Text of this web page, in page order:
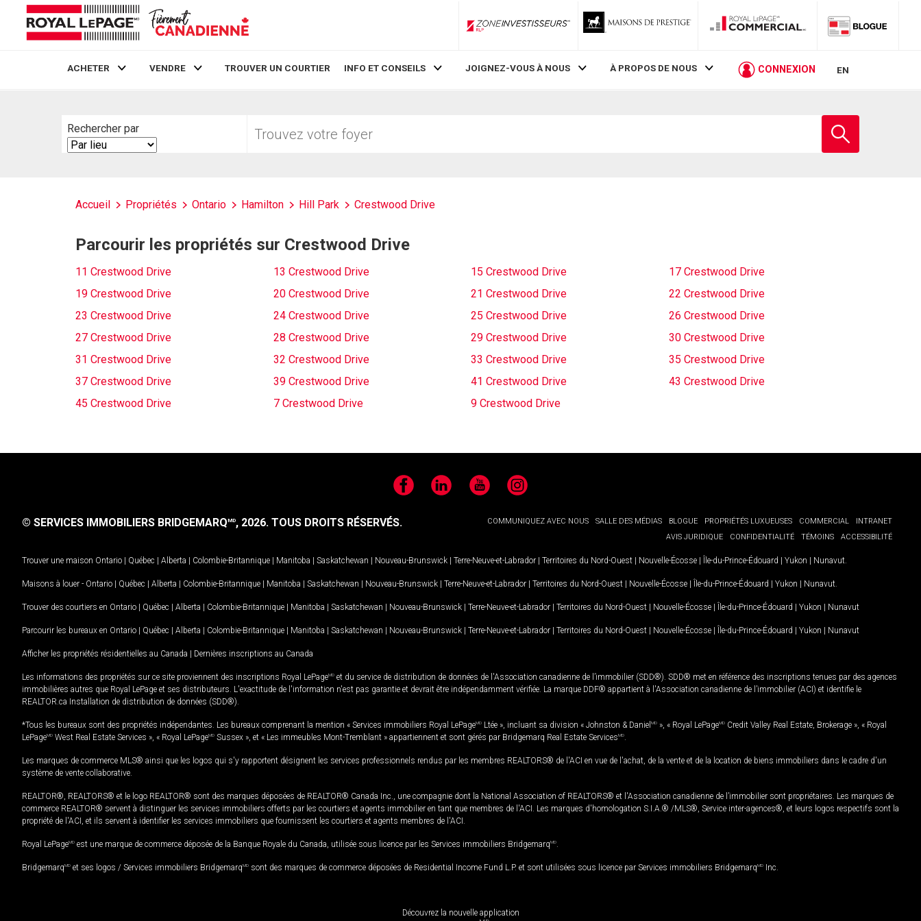
ZoneInvestisseurs RLP
ACHETER VENDRE TROUVER UN COURTIER INFO ET CONSEILS JOIGNEZ-VOUS À NOUS À PROPOS DE NOUS CONNEXION EN
Rechercher par
Search
By
votre
Accueil Propriétés Ontario Hamilton Hill Park Crestwood Drive
Parcourir les propriétés sur Crestwood Drive
11 Crestwood Drive 13 Crestwood Drive 15 Crestwood Drive
17 Crestwood Drive
19 Crestwood Drive
20 Crestwood Drive 21 Crestwood Drive
22 Crestwood Drive
23 Crestwood Drive
24 Crestwood Drive 25 Crestwood Drive
26 Crestwood Drive
27 Crestwood Drive
28 Crestwood Drive 29 Crestwood Drive
30 Crestwood Drive
31 Crestwood Drive
32 Crestwood Drive 33 Crestwood Drive
35 Crestwood Drive
37 Crestwood Drive
39 Crestwood Drive 41 Crestwood Drive
43 Crestwood Drive
45 Crestwood Drive
7 Crestwood Drive 9 Crestwood Drive
FacebookLinkedIn YouTubeInstagram
COMMUNIQUEZ AVEC NOUS SALLE DES MÉDIAS BLOGUE PROPRIÉTÉS LUXUEUSES COMMERCIAL
INTRANET
AVIS JURIDIQUE
CONFIDENTIALITÉ TÉMOINS ACCESSIBILITÉ
© SERVICES IMMOBILIERS BRIDGEMARQMD, 2026. TOUS DROITS RÉSERVÉS.
Trouver une maison Ontario | Québec | Alberta | Colombie-Britannique | Manitoba | Saskatchewan | Nouveau-Brunswick | Terre-Neuve-et-Labrador | Territoires du Nord-Ouest | Nouvelle-Écosse | Île-du-Prince-Édouard | Yukon | Nunavut
Maisons à louer - Ontario | Québec | Alberta | Colombie-Britannique | Manitoba | Saskatchewan | Nouveau-Brunswick | Terre-Neuve-et-Labrador | Territoires du Nord-Ouest | Nouvelle-Écosse | Île-du-Prince-Édouard | Yukon | Nunavut
Trouver des courtiers en Ontario | Québec | Alberta | Colombie-Britannique | Manitoba | Saskatchewan | Nouveau-Brunswick | Terre-Neuve-et-Labrador | Territoires du Nord-Ouest | Nouvelle-Écosse | Île-du-Prince-Édouard | Yukon | Nunavut
Parcourir les bureaux en Ontario | Québec | Alberta | Colombie-Britannique | Manitoba | Saskatchewan | Nouveau-Brunswick | Terre-Neuve-et-Labrador | Territoires du Nord-Ouest | Nouvelle-Écosse | Île-du-Prince-Édouard | Yukon | Nunavut
Afficher les propriétés résidentielles au Canada | Dernières inscriptions au Canada
Les informations des propriétés sur ce site proviennent des inscriptions Royal LePageMD et du service de distribution de données de l'Association canadienne de l’immobilier (SDD®). SDD® met en référence des inscriptions tenues par des agences
immobilières autres que Royal LePage et ses distributeurs. L'exactitude de l'information n'est pas garantie et devrait être indépendamment vérifiée. La marque DDF® appartient à l'Association canadienne de l’immobilier (ACI) et identifie le
REALTOR.ca Installation de distribution de données (SDD®).
*Tous les bureaux sont des propriétés indépendantes. Les bureaux comprenant la mention « Services immobiliers Royal LePageMD Ltée », incluant sa division « Johnston & Daniel MD », « Royal LePageMD Credit Valley Real Estate, Brokerage », « Royal
LePageMD West Real Estate Services », « Royal LePageMD Sussex », et « Les immeubles Mont-Tremblant » appartiennent et sont gérés par Bridgemarq Real Estate ServicesMD
Les marques de commerce MLS® ainsi que les logos qui s'y rapportent désignent les services professionnels rendus par les membres REALTORS® de l'ACI en vue de l'achat, de la vente et de la location de biens immobiliers dans le cadre d'un
système de vente collaborative.
REALTOR®, REALTORS® et le logo REALTOR® sont des marques déposées de REALTOR® Canada Inc., une compagnie dont la National Association of REALTORS® et l'Association canadienne de l’immobilier sont propriétaires. Les marques de
commerce REALTOR® servent à distinguer les services immobiliers offerts par les courtiers et agents immobilier en tant que membres de l'ACI. Les marques d'homologation S.I.A.® /MLS®, Service inter-agences®, et leurs logos respectifs sont la
propriété de l'ACI, et ils servent à identifier les services immobiliers que fournissent les courtiers et agents membres de l'ACI.
Royal LePageMD est une marque de commerce déposée de la Banque Royale du Canada, utilisée sous licence par les Services immobiliers BridgemarqMD
BridgemarqMD et ses logos / Services immobiliers BridgemarqMD sont des marques de commerce déposées de Residential Income Fund L.P. et sont utilisées sous licence par Services immobiliers BridgemarqMD Inc.
Découvrez la nouvelle application